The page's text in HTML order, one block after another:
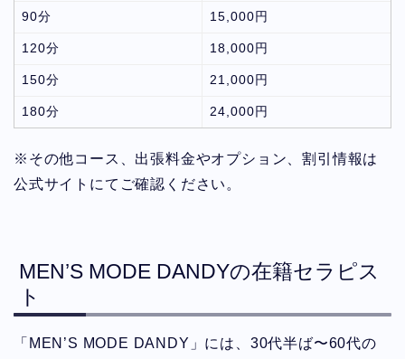
90分 15,000円
120分 18,000円
150分 21,000円
180分 24,000円
※その他コース、出張料金やオプション、割引情報は
公式サイトにてご確認ください。
MEN’S MODE DANDYの在籍セラピス
ト
「MEN’S MODE DANDY」には、30代半ば〜60代の